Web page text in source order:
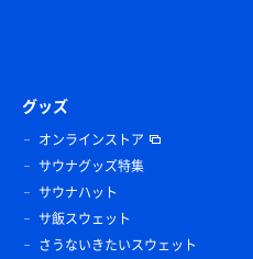
グッズ
オンラインストア
サウナグッズ特集
サウナハット
サ飯スウェット
さうないきたいスウェット